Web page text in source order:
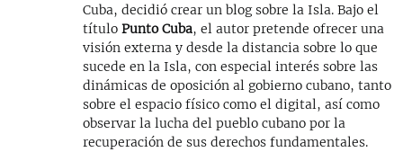
Cuba, decidió crear un blog sobre la Isla. Bajo el
título Punto Cuba, el autor pretende ofrecer una
visión externa y desde la distancia sobre lo que
sucede en la Isla, con especial interés sobre las
dinámicas de oposición al gobierno cubano, tanto
sobre el espacio físico como el digital, así como
observar la lucha del pueblo cubano por la
recuperación de sus derechos fundamentales.